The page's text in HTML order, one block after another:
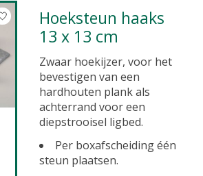
Hoeksteun haaks
13 x 13 cm
Zwaar hoekijzer, voor het
bevestigen van een
hardhouten plank als
achterrand voor een
diepstrooisel ligbed.
Per boxafscheiding één
steun plaatsen.